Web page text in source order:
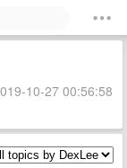
10-27 00:56:58